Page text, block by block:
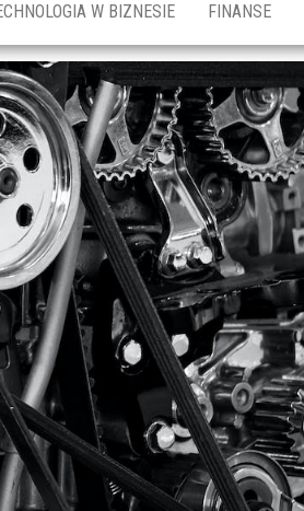
W BIZNESIE FINANSE